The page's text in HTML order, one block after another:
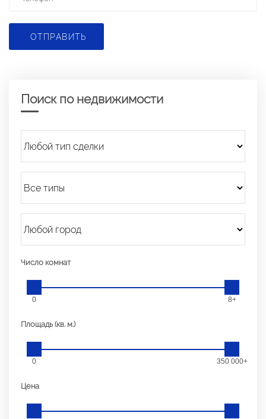
ОТПРАВИТЬ
Поиск по недвижимости
Число комнат
0 8+
Площадь (кв. м.)
0 350 000+
Цена